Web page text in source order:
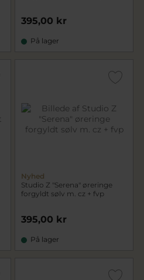
395,00 kr
På lager
Nyhed
Studio Z "Serena" øreringe
forgyldt sølv m. cz + fvp
395,00 kr
På lager